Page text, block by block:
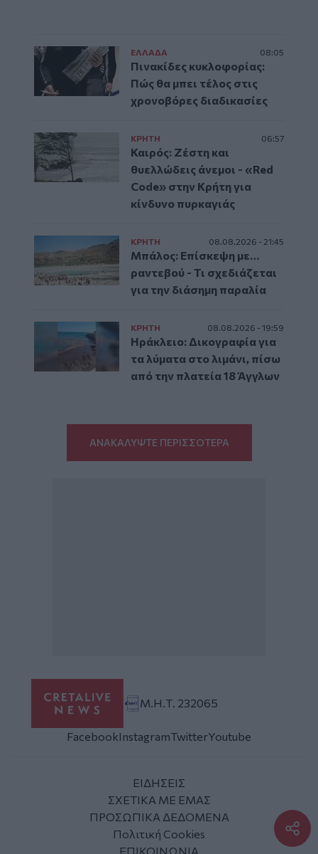
ΕΛΛAΔΑ 08:05
Πινακίδες κυκλοφορίας:
Πώς θα μπει τέλος στις
χρονοβόρες διαδικασίες
ΚΡΗΤΗ 06:57
Καιρός: Ζέστη και
θυελλώδεις άνεμοι - «Red
Code» στην Κρήτη για
κίνδυνο πυρκαγιάς
ΚΡΗΤΗ 08.08.2026 - 21:45
Μπάλος: Επίσκεψη με…
ραντεβού - Τι σχεδιάζεται
για την διάσημη παραλία
ΚΡΗΤΗ 08.08.2026 - 19:59
Ηράκλειο: Δικογραφία για
τα λύματα στο λιμάνι, πίσω
από την πλατεία 18 Άγγλων
ΑΝΑΚΑΛΥΨΤΕ ΠΕΡΙΣΣΟΤΕΡΑ
Μ.Η.Τ. 232065
FacebookInstagramTwitterYoutube
ΕΙΔΗΣΕΙΣ
ΣΧΕΤΙΚΑ ΜΕ ΕΜΑΣ
ΠΡΟΣΩΠΙΚΑ ΔΕΔΟΜΕΝΑ
Πολιτική Cookies
ΕΠΙΚΟΙΝΩΝΙΑ